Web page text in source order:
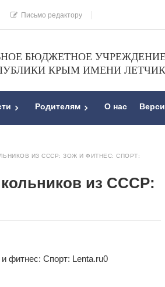
Письмо редактору
БЮДЖЕТНОЕ УЧРЕЖДЕНИЕ
КРЫМ ИМЕНИ
Родителям О нас
ИЗ СССР: ЗОЖ И ФИТНЕС: СПОРТ:
из СССР: